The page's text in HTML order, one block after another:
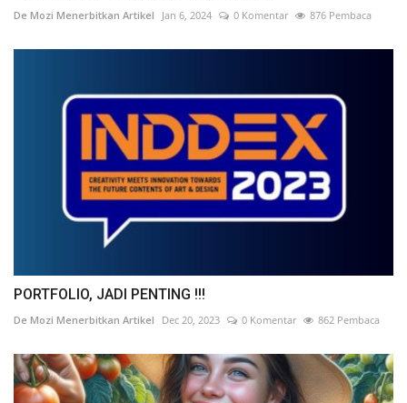
De Mozi Menerbitkan Artikel Jan 6, 2024 0 Komentar 876 Pembaca
PORTFOLIO, JADI PENTING !!!
De Mozi Menerbitkan Artikel Dec 20, 2023 0 Komentar 862 Pembaca